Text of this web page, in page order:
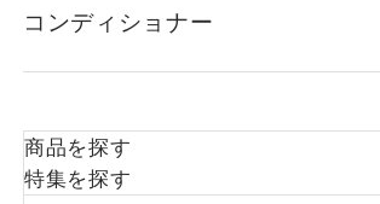
コンディショナー
商品を探す
特集を探す